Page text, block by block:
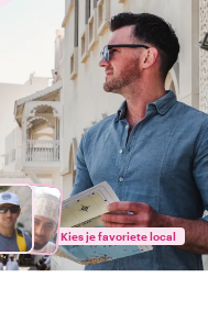
Kies je favoriete local